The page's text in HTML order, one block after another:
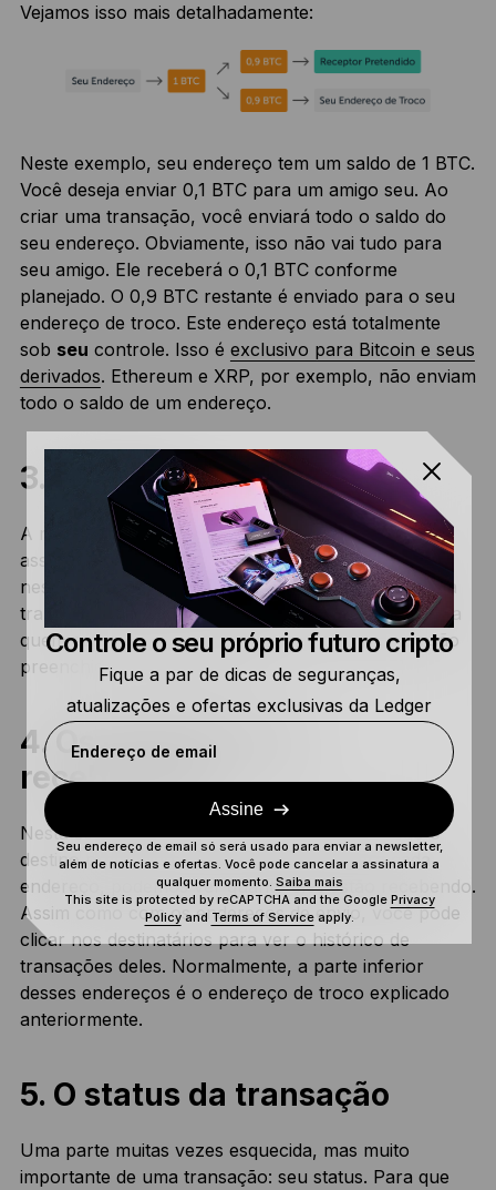
Vejamos isso mais detalhadamente:
Neste exemplo, seu endereço tem um saldo de 1 BTC.
Você deseja enviar 0,1 BTC para um amigo seu. Ao
criar uma transação, você enviará todo o saldo do
seu endereço. Obviamente, isso não vai tudo para
seu amigo. Ele receberá o 0,1 BTC conforme
planejado. O 0,9 BTC restante é enviado para o seu
endereço de troco. Este endereço está totalmente
sob seu controle. Isso é exclusivo para Bitcoin e seus
derivados. Ethereum e XRP, por exemplo, não enviam
todo o saldo de um endereço.
3. As taxas
A maioria das redes de criptomoedas tem taxas
associadas às transações. O Bitcoin não é diferente
neste quesito. Nesta seção, você pode ver quanto a
transação custou em taxas. Essas taxas são pagas a
quem está validando os blocos para a rede, que são
preenchidos com transações.
4. Os endereços de
recebimento
Nesta seção, podemos ver quais endereços são o
destino pretendido de cada transação. Para cada
endereço, podemos ver quanto eles estão recebendo.
Assim como com os endereços de envio, você pode
clicar nos destinatários para ver o histórico de
transações deles. Normalmente, a parte inferior
desses endereços é o endereço de troco explicado
anteriormente.
5. O status da transação
Uma parte muitas vezes esquecida, mas muito
importante de uma transação: seu status. Para que
Controle o seu próprio futuro cripto
Fique a par de dicas de seguranças,
atualizações e ofertas exclusivas da Ledger
Endereço de email
Assine
Seu endereço de email só será usado para enviar a newsletter,
além de notícias e ofertas. Você pode cancelar a assinatura a
qualquer momento. Saiba mais
This site is protected by reCAPTCHA and the Google Privacy
Policyand Terms of Serviceapply.